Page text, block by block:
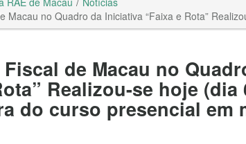
Macau no Quadro da Iniciativa “Faixa e Rota”
de Macau no
Realizou-se hoje
do curso presencial em